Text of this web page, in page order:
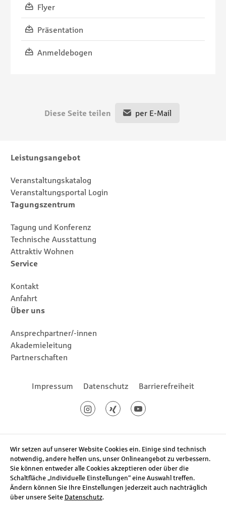
Flyer
Präsentation
Anmeldebogen
Diese Seite teilen per E-Mail
Sitemap
Leistungsangebot
Veranstaltungskatalog
Veranstaltungsportal Login
Tagungszentrum
Tagung und Konferenz
Technische Ausstattung
Attraktiv Wohnen
Service
Kontakt
Anfahrt
Über uns
Ansprechpartner/-innen
Akademieleitung
Partnerschaften
Footernavigation
Impressum Datenschutz
Barrierefreiheit
InstagramXing Youtube
Wir setzen auf unserer Website Cookies ein. Einige sind technisch
notwendig, andere helfen uns, unser Onlineangebot zu verbessern.
Sie können entweder alle Cookies akzeptieren oder über die
Schaltfläche „Individuelle Einstellungen“ eine Auswahl treffen.
Ändern können Sie Ihre Einstellungen jederzeit auch nachträglich
über unsere Seite Datenschutz.